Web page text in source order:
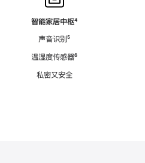
智能家居中枢脚
⁴
声音识别脚
⁵
温湿度传感器脚
⁶
私密又安全